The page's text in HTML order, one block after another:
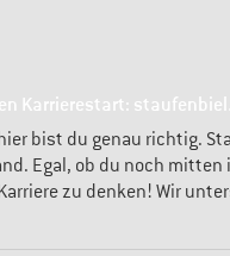
Karrierestart:
bist du genau richtig.
Egal, ob du noch
zu denken! Wir